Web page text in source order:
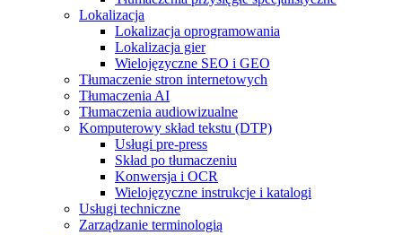
Lokalizacja
Lokalizacja oprogramowania
Lokalizacja gier
Wielojęzyczne SEO i GEO
Tłumaczenie stron internetowych
Tłumaczenia AI
Tłumaczenia audiowizualne
Komputerowy skład tekstu (DTP)
Usługi pre-press
Skład po tłumaczeniu
Konwersja i OCR
Wielojęzyczne instrukcje i katalogi
Usługi techniczne
Zarządzanie terminologią